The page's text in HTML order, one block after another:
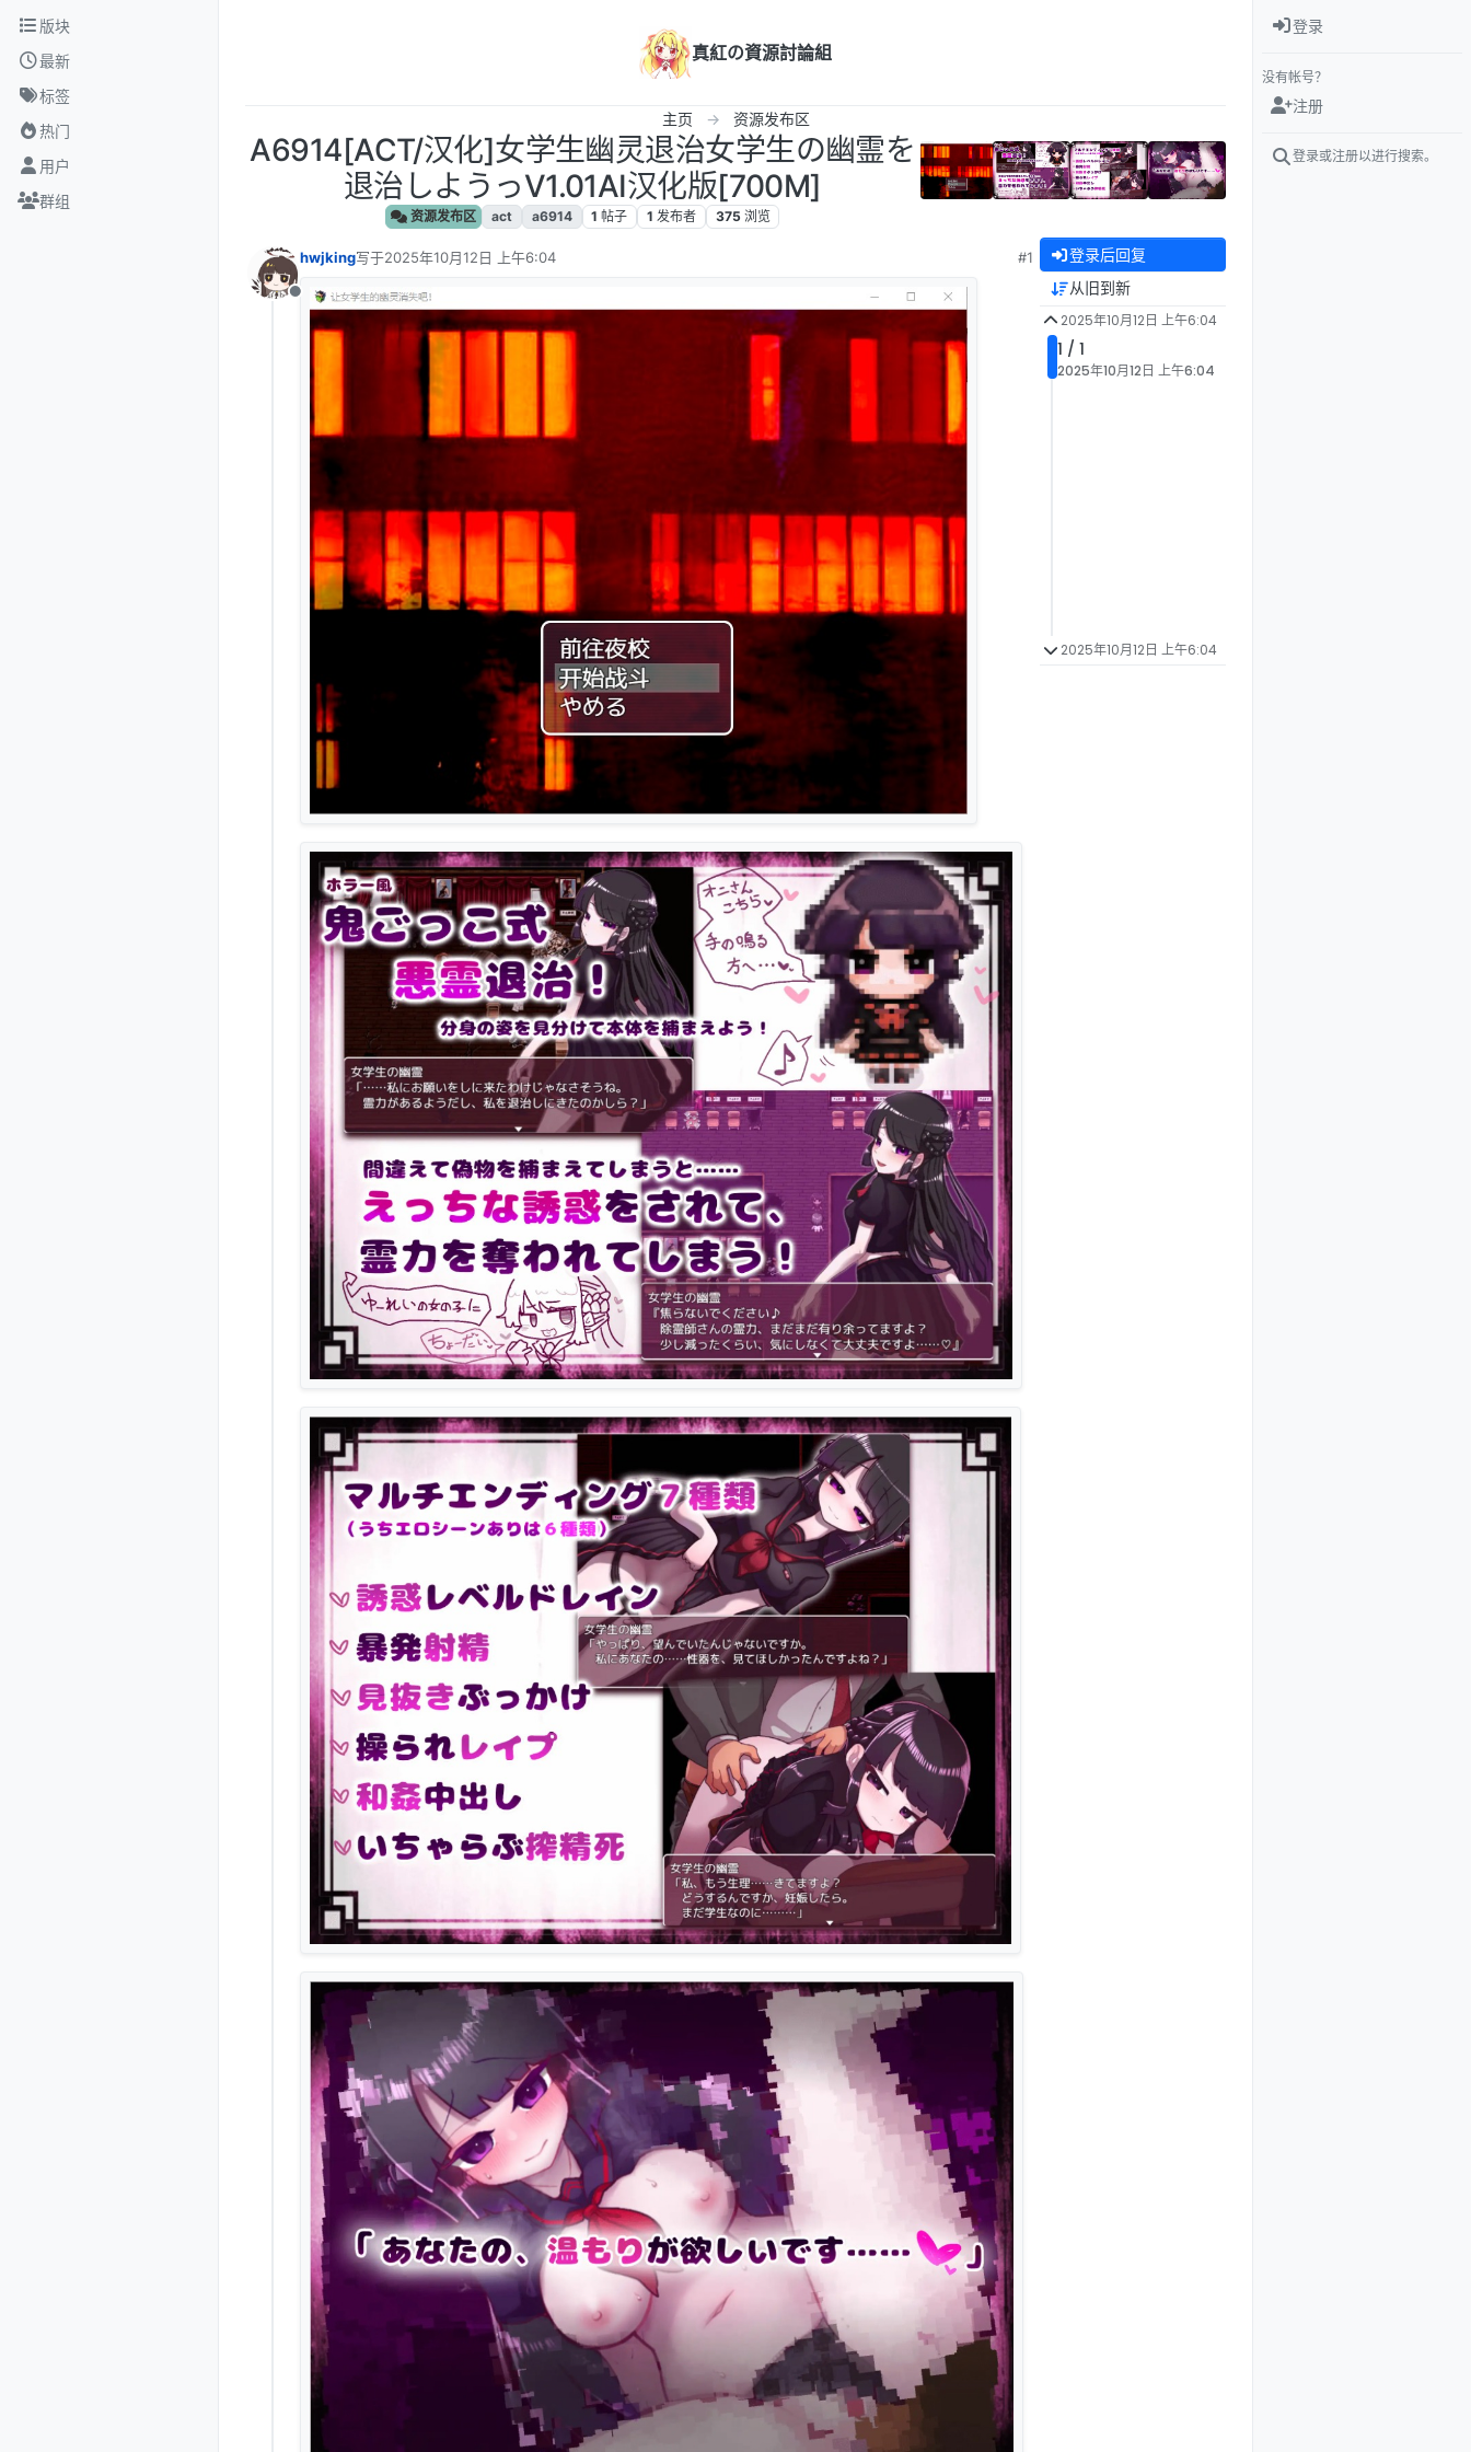
跳转至内容
版块
最新
标签
热门
用户
群组
真紅の資源討論組
主页 资源发布区
A6914[ACT/汉化]女学生幽灵退治女学生の幽霊を
退治しようっV1.01AI汉化版[700M]
资源发布区 act a6914 1 帖子 1 发布者 375 浏览
离线
hwjking写于2025年10月12日 上午6:04
最后由 编辑
#1 登录后回复
从旧到新
2025年10月12日 上午6:04
1 / 1
2025年10月12日 上午6:04
2025年10月12日 上午6:04
登录
没有帐号？
注册
登录或注册以进行搜索。